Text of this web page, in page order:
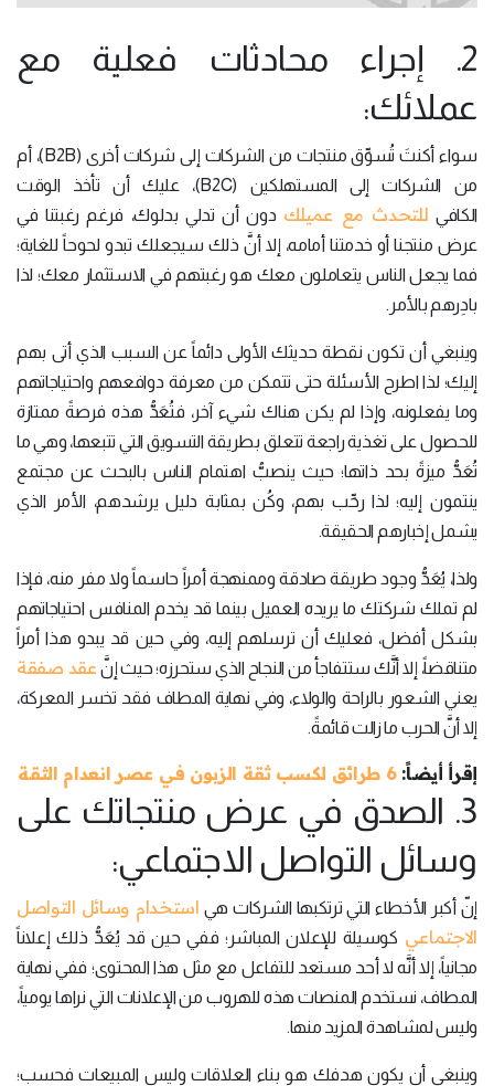
2. إجراء محادثات فعلية مع
عملائك:
سواء أكنتَ تُسوِّق منتجات من الشركات إلى شركات أخرى (B2B)، أم
من الشركات إلى المستهلكين (B2C)، عليك أن تأخذ الوقت
الكافي للتحدث مع عميلك دون أن تدلي بدلوك، فرغم رغبتنا في
عرض منتجنا أو خدمتنا أمامه، إلا أنَّ ذلك سيجعلك تبدو لحوحاً للغاية؛
فما يجعل الناس يتعاملون معك هو رغبتهم في الاستثمار معك؛ لذا
بادِرهم بالأمر.
وينبغي أن تكون نقطة حديثك الأولى دائماً عن السبب الذي أتى بهم
إليك؛ لذا اطرح الأسئلة حتى تتمكن من معرفة دوافعهم واحتياجاتهم
وما يفعلونه، وإذا لم يكن هناك شيء آخر، فتُعَدُّ هذه فرصةً ممتازة
للحصول على تغذية راجعة تتعلق بطريقة التسويق التي تتبعها، وهي ما
تُعَدُّ ميزةً بحد ذاتها؛ حيث ينصبُّ اهتمام الناس بالبحث عن مجتمع
ينتمون إليه؛ لذا رحِّب بهم، وكُن بمثابة دليل يرشدهم، الأمر الذي
يشمل إخبارهم الحقيقة.
ولذا، يُعَدُّ وجود طريقة صادقة وممنهجة أمراً حاسماً ولا مفر منه، فإذا
لم تملك شركتك ما يريده العميل بينما قد يخدم المنافس احتياجاتهم
بشكل أفضل، فعليك أن ترسلهم إليه، وفي حين قد يبدو هذا أمراً
متناقضاً، إلا أنَّك ستتفاجأ من النجاح الذي ستحرزه؛ حيث إنَّ عقد صفقة
يعني الشعور بالراحة والولاء، وفي نهاية المطاف فقد تخسر المعركة،
إلا أنَّ الحرب ما زالت قائمةً.
إقرأ أيضاً:6 طرائق لكسب ثقة الزبون في عصر انعدام الثقة
3. الصدق في عرض منتجاتك على
وسائل التواصل الاجتماعي:
إنّ أكبر الأخطاء التي ترتكبها الشركات هي استخدام وسائل التواصل
الاجتماعي كوسيلة للإعلان المباشر؛ ففي حين قد يُعَدُّ ذلك إعلاناً
مجانياً، إلا أنَّه لا أحد مستعد للتفاعل مع مثل هذا المحتوى؛ ففي نهاية
المطاف، نستخدم المنصات هذه للهروب من الإعلانات التي نراها يومياً،
وليس لمشاهدة المزيد منها.
وينبغي أن يكون هدفك هو بناء العلاقات وليس المبيعات فحسب؛